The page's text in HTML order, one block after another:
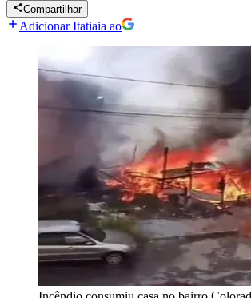
Compartilhar
Adicionar Itatiaia ao